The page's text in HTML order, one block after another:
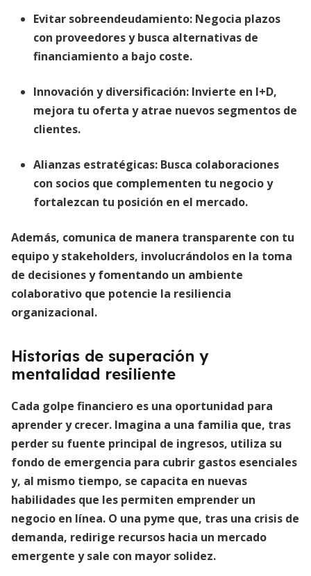
Evitar sobreendeudamiento: Negocia plazos
con proveedores y busca alternativas de
financiamiento a bajo coste.
Innovación y diversificación: Invierte en I+D,
mejora tu oferta y atrae nuevos segmentos de
clientes.
Alianzas estratégicas: Busca colaboraciones
con socios que complementen tu negocio y
fortalezcan tu posición en el mercado.
Además, comunica de manera transparente con tu
equipo y stakeholders, involucrándolos en la toma
de decisiones y fomentando un ambiente
colaborativo que potencie la resiliencia
organizacional.
Historias de superación y
mentalidad resiliente
Cada golpe financiero es una oportunidad para
aprender y crecer. Imagina a una familia que, tras
perder su fuente principal de ingresos, utiliza su
fondo de emergencia para cubrir gastos esenciales
y, al mismo tiempo, se capacita en nuevas
habilidades que les permiten emprender un
negocio en línea. O una pyme que, tras una crisis de
demanda, redirige recursos hacia un mercado
emergente y sale con mayor solidez.